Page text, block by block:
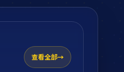
查看全部
1:56:54